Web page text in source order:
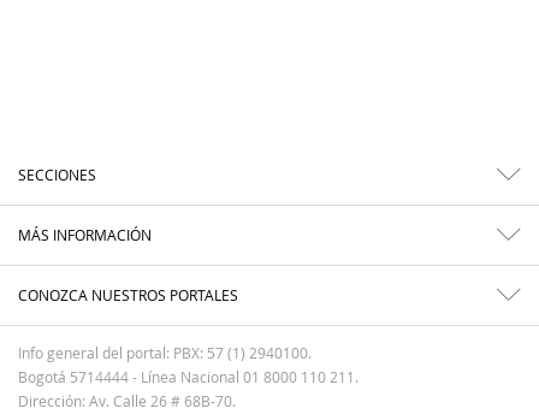
SECCIONES
MÁS INFORMACIÓN
CONOZCA NUESTROS PORTALES
Info general del portal: PBX: 57 (1) 2940100.
Bogotá 5714444 - Línea Nacional 01 8000 110 211.
Dirección: Av. Calle 26 # 68B-70.